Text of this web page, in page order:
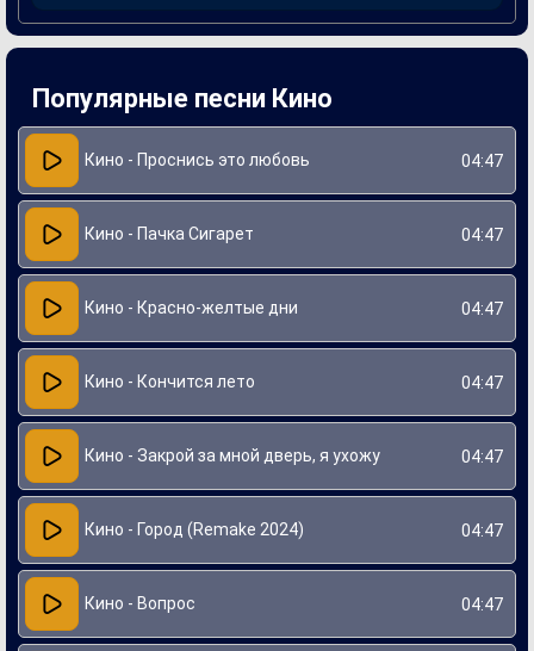
Песня возникла в контексте политических и социальных
перемен в СССР, и её звучание отражает атмосферу
сделали «Группу крови» культовой композицией,
способствующей развитию рок-культуры в стране. Она
продолжает вдохновлять новые поколения слушателей,
оставаясь актуальной и в наше время.
Популярные песни Кино
Кино - Проснись это любовь 04:47
Кино - Пачка Сигарет 04:47
Кино - Красно-желтые дни 04:47
Кино - Кончится лето 04:47
Кино - Закрой за мной дверь, я ухожу 04:47
Кино - Город (Remake 2024) 04:47
Кино - Вопрос 04:47